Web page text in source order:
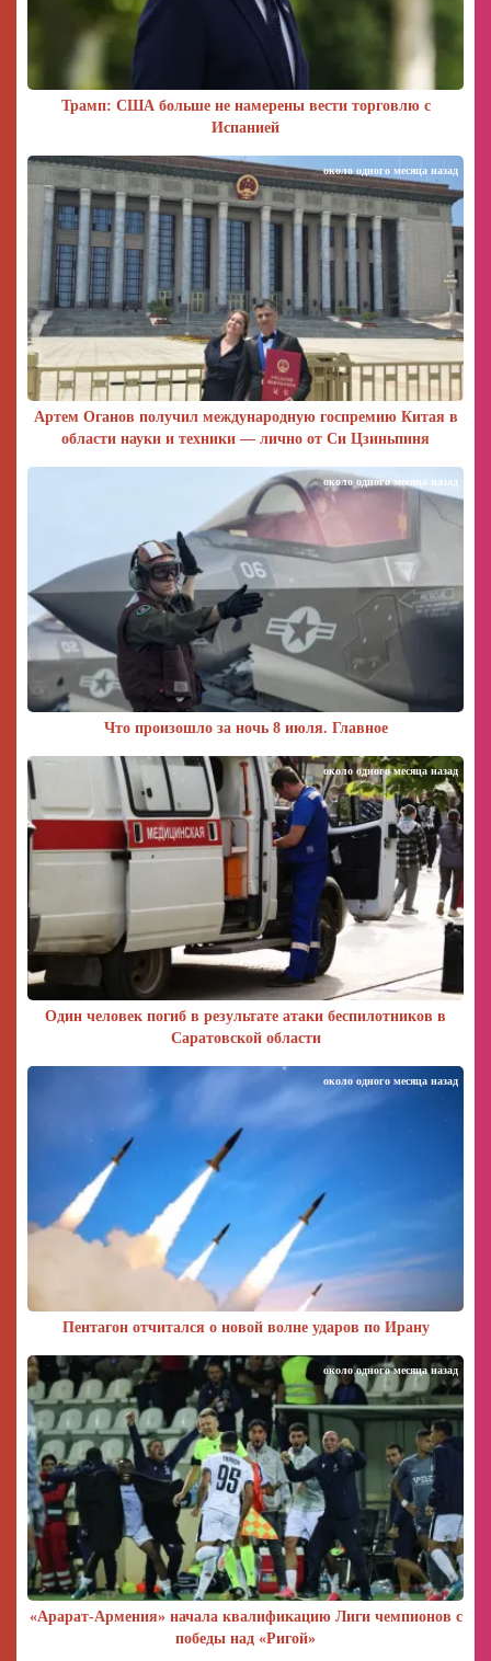
Трамп: США больше не намерены вести торговлю с
Испанией
Артем Оганов получил международную госпремию Китая в
области науки и техники — лично от Си Цзиньпиня
около одного месяца назад
Что произошло за ночь 8 июля. Главное
около одного месяца назад
Один человек погиб в результате атаки беспилотников в
Саратовской области
около одного месяца назад
Пентагон отчитался о новой волне ударов по Ирану
около одного месяца назад
«Арарат‑Армения» начала квалификацию Лиги чемпионов с
победы над «Ригой»
около одного месяца назад